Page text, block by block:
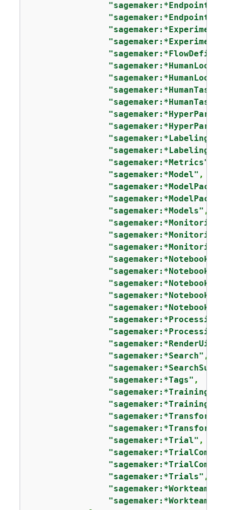
"sagemaker:*Endpoints"
"sagemaker:*Experiment"
"sagemaker:*HumanLoop"
"sagemaker:*HumanLoops"
"sagemaker:*Metrics"
"sagemaker:*Model" ,
"sagemaker:*Models" ,
"sagemaker:*Search" ,
"sagemaker:*Tags" ,
"sagemaker:*Trial" ,
"sagemaker:*Trials" ,
"sagemaker:*Workteam"
"sagemaker:*Workteams"